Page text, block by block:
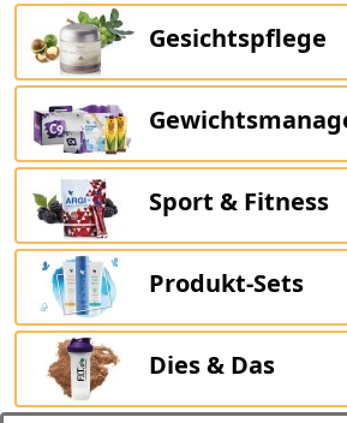
Gesichtspflege
Sport & Fitness
Produkt‐Sets
Dies & Das